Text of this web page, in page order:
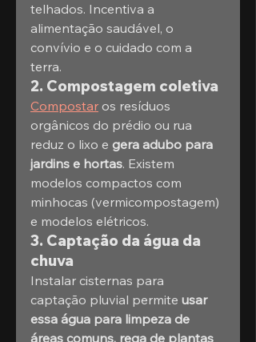
telhados. Incentiva a
alimentação saudável, o
convívio e o cuidado com a
terra.
2. Compostagem coletiva
Compostar os resíduos
orgânicos do prédio ou rua
reduz o lixo e gera adubo para
jardins e hortas. Existem
modelos compactos com
minhocas (vermicompostagem)
e modelos elétricos.
3. Captação da água da
chuva
Instalar cisternas para
captação pluvial permite usar
essa água para limpeza de
áreas comuns, rega de plantas